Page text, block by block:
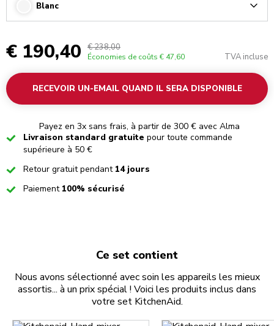
Blanc
€ 190,40 € 238,00
Économies de coûts € 47,60 TVA incluse
RECEVOIR UN-EMAIL QUAND IL SERA DISPONIBLE
Payez en 3x sans frais, à partir de 300 € avec Alma
CheckedLivraison standard gratuite pour toute commande
supérieure à 50 €
CheckedRetour gratuit pendant 14 jours
CheckedPaiement 100% sécurisé
Ce set contient
Nous avons sélectionné avec soin les appareils les mieux
assortis... à un prix spécial ! Voici les produits inclus dans
votre set KitchenAid.